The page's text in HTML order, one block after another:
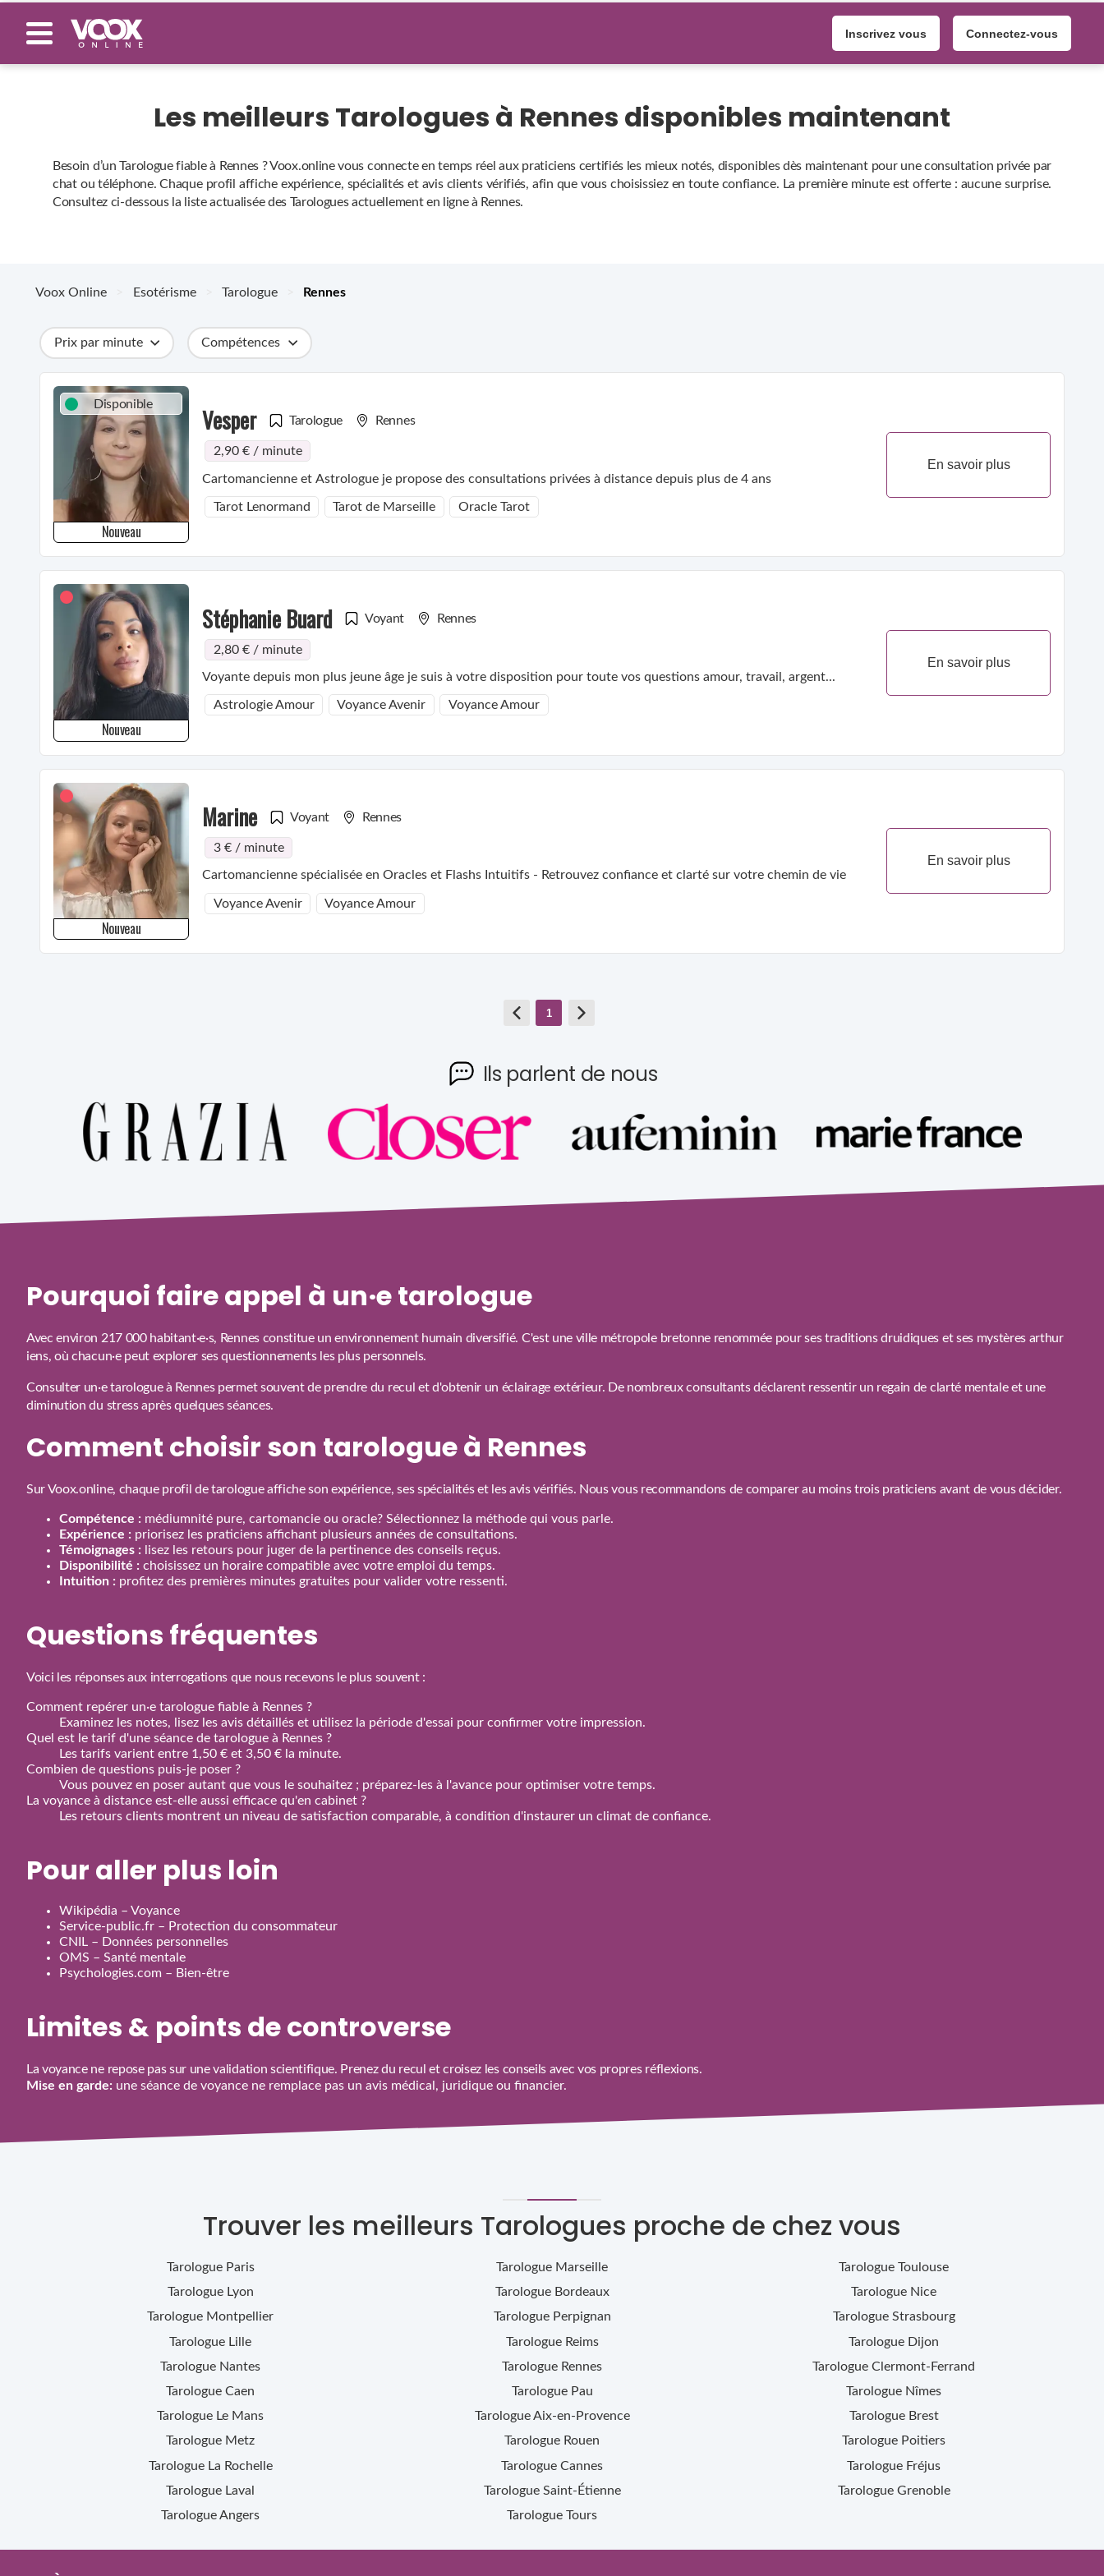
Inscrivez vous Connectez-vous
Les meilleurs Tarologues à Rennes disponibles maintenant
Besoin d’un Tarologue fiable à Rennes ? Voox.online vous connecte en temps réel aux praticiens certifiés les mieux notés, disponibles dès maintenant pour une consultation privée par
chat ou téléphone. Chaque profil affiche expérience, spécialités et avis clients vérifiés, afin que vous choisissiez en toute confiance. La première minute est offerte : aucune surprise.
Consultez ci‑dessous la liste actualisée des Tarologues actuellement en ligne à Rennes.
Voox Online Esotérisme Tarologue Rennes
Prix par minute
Catégories
Métiers
Compétences
Disponible
Nouveau
Vesper Tarologue Rennes
2,90 € / minute
Cartomancienne et Astrologue je propose des consultations privées à distance depuis plus de 4 ans
Tarot Lenormand Tarot de Marseille Oracle Tarot
En savoir plus
Nouveau
Stéphanie Buard Voyant Rennes
2,80 € / minute
Voyante depuis mon plus jeune âge je suis à votre disposition pour toute vos questions amour, travail, argent...
Astrologie Amour Voyance Avenir Voyance Amour
En savoir plus
Nouveau
Marine Voyant Rennes
3 € / minute
Cartomancienne spécialisée en Oracles et Flashs Intuitifs - Retrouvez confiance et clarté sur votre chemin de vie
Voyance Avenir Voyance Amour
En savoir plus
1
Ils parlent de nous
Pourquoi faire appel à un·e tarologue
Avec environ 217 000 habitant·e·s, Rennes constitue un environnement humain diversifié. C'est une ville métropole bretonne renommée pour ses traditions druidiques et ses mystères arthur
iens, où chacun·e peut explorer ses questionnements les plus personnels.
Consulter un·e tarologue à Rennes permet souvent de prendre du recul et d'obtenir un éclairage extérieur. De nombreux consultants déclarent ressentir un regain de clarté mentale et une
diminution du stress après quelques séances.
Comment choisir son tarologue à Rennes
Sur Voox.online, chaque profil de tarologue affiche son expérience, ses spécialités et les avis vérifiés. Nous vous recommandons de comparer au moins trois praticiens avant de vous décider.
Compétence : médiumnité pure, cartomancie ou oracle? Sélectionnez la méthode qui vous parle.
Expérience : priorisez les praticiens affichant plusieurs années de consultations.
Témoignages : lisez les retours pour juger de la pertinence des conseils reçus.
Disponibilité : choisissez un horaire compatible avec votre emploi du temps.
Intuition : profitez des premières minutes gratuites pour valider votre ressenti.
Questions fréquentes
Voici les réponses aux interrogations que nous recevons le plus souvent :
Comment repérer un·e tarologue fiable à Rennes ?
Examinez les notes, lisez les avis détaillés et utilisez la période d'essai pour confirmer votre impression.
Quel est le tarif d'une séance de tarologue à Rennes ?
Les tarifs varient entre 1,50 € et 3,50 € la minute.
Combien de questions puis‑je poser ?
Vous pouvez en poser autant que vous le souhaitez ; préparez‑les à l'avance pour optimiser votre temps.
La voyance à distance est‑elle aussi efficace qu'en cabinet ?
Les retours clients montrent un niveau de satisfaction comparable, à condition d'instaurer un climat de confiance.
Pour aller plus loin
Wikipédia – Voyance
Service‑public.fr – Protection du consommateur
CNIL – Données personnelles
OMS – Santé mentale
Psychologies.com – Bien‑être
Limites & points de controverse
La voyance ne repose pas sur une validation scientifique. Prenez du recul et croisez les conseils avec vos propres réflexions.
Mise en garde: une séance de voyance ne remplace pas un avis médical, juridique ou financier.
Trouver les meilleurs Tarologues proche de chez vous
Tarologue Paris Tarologue Marseille Tarologue Toulouse
Tarologue Lyon Tarologue Bordeaux Tarologue Nice
Tarologue Montpellier Tarologue Perpignan Tarologue Strasbourg
Tarologue Lille Tarologue Reims Tarologue Dijon
Tarologue Nantes Tarologue Rennes Tarologue Clermont-Ferrand
Tarologue Caen Tarologue Pau Tarologue Nîmes
Tarologue Le Mans TarologueAix-en-Provence Tarologue Brest
Tarologue Metz Tarologue Rouen Tarologue Poitiers
Tarologue La Rochelle Tarologue Cannes Tarologue Fréjus
Tarologue Laval Tarologue Saint-Étienne Tarologue Grenoble
TarologueAngers Tarologue Tours